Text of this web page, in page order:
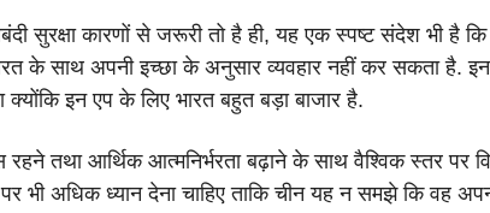
पाबंदी सुरक्षा कारणों से जरूरी तो है ही, यह एक स्पष्ट संदेश भी है
के साथ अपनी इच्छा के अनुसार व्यवहार नहीं कर सकता है. इन
क्योंकि इन एप के लिए भारत बहुत बड़ा बाजार है.
तथा आर्थिक आत्मनिर्भरता बढ़ाने के साथ वैश्विक स्तर पर
भी अधिक ध्यान देना चाहिए ताकि चीन यह न समझे कि वह